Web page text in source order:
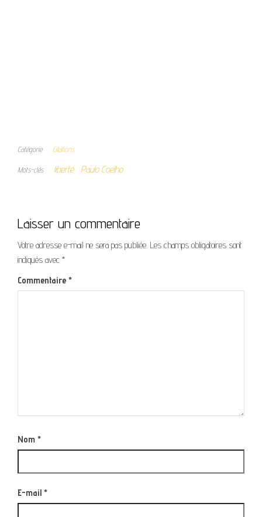
Catégorie Citations
Mots-clés liberté Paulo Coelho
Laisser un commentaire
Votre adresse e-mail ne sera pas publiée. Les champs obligatoires sont
indiqués avec *
Commentaire *
Nom *
E-mail *